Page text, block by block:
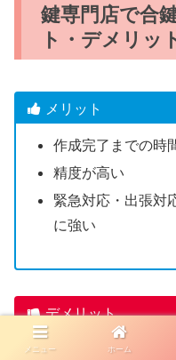
鍵専門店で合
ト・デメリッ
メリット
作成完了までの時
精度が高い
緊急対応・出張対
に強い
デメリット
一部のディンプル
メニュー ホーム